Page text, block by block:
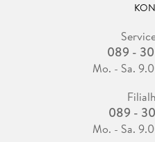
089 -
Mo. - Sa.
089 -
Mo. - Sa.